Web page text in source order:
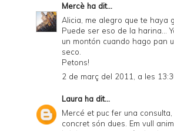
Mercè ha dit...
Alicia, me alegro que te haya
Puede ser eso de la harina...
un montón cuando hago pan
seco.
Petons!
2 de març del 2011, a les
Laura ha dit...
Mercé et puc fer una
concret són dues. Em vull